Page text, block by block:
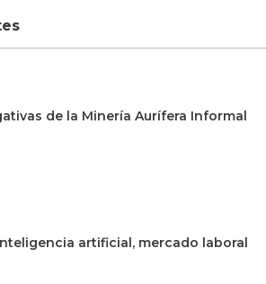
de la Minería Aurífera Informal
artificial, mercado laboral